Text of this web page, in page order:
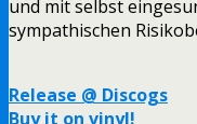
und mit selbst
sympathischen
Release @ Discogs
Buy it on vinyl!